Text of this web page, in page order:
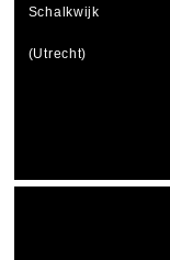
Schalkwijk
(Utrecht)